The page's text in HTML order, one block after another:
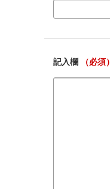
記入欄 （必須）